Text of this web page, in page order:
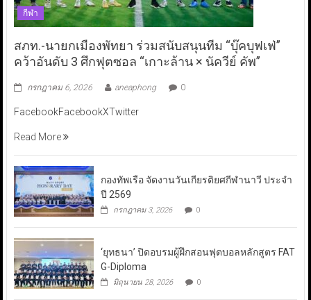
กีฬา
สภท.-นายกเมืองพัทยา ร่วมสนับสนุนทีม “บุ๊คบุฟเฟ่”
คว้าอันดับ 3 ศึกฟุตซอล “เกาะล้าน × นัควีย์ คัพ”
กรกฎาคม 6, 2026 aneaphong 0
FacebookFacebookXTwitter
Read More
กองทัพเรือ จัดงานวันเกียรติยศกีฬานาวี ประจำ
ปี 2569
กรกฎาคม 3, 2026 0
‘ยุทธนา’ ปิดอบรมผู้ฝึกสอนฟุตบอลหลักสูตร FAT
G-Diploma
มิถุนายน 28, 2026 0